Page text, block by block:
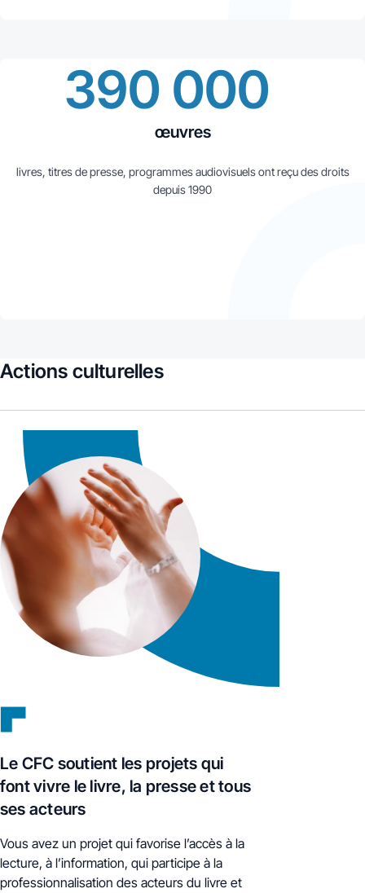
390 000
œuvres
livres, titres de presse, programmes audiovisuels ont reçu des droits
depuis 1990
Actions culturelles
Le CFC soutient les projets qui
font vivre le livre, la presse et tous
ses acteurs
Vous avez un projet qui favorise l’accès à la
lecture, à l’information, qui participe à la
professionnalisation des acteurs du livre et